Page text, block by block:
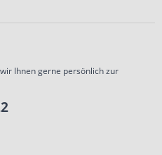
Ihnen gerne persönlich zur